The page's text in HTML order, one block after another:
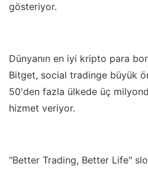
gösteriyor.
Dünyanın en iyi kripto para
Bitget, social tradinge büyük
50'den fazla ülkede üç
hizmet veriyor.
"Better Trading, Better Life"